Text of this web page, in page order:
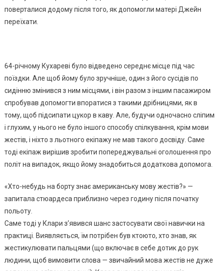
поверталися додому після того, як допомогли матері Джейн
переїхати.
64-річному Кухареві було відведено середнє місце під час
поїздки. Але щоб йому було зручніше, один з його сусідів по
сидінню змінився з ним місцями, і він разом з іншим пасажиром
спробував допомогти впоратися з такими дрібницями, як в
тому, щоб підсипати цукор в каву. Але, будучи одночасно сліпим
і глухим, у нього не було іншого способу спілкування, крім мови
жестів, і ніхто з льотного екіпажу не мав такого досвіду. Саме
тоді екіпаж вирішив зробити попереджувальні оголошення про
політ на випадок, якщо йому знадобиться додаткова допомога.
«Хто-небудь на борту знає американську мову жестів?» —
запитала стюардеса приблизно через годину після початку
польоту.
Саме тоді у Клари з’явився шанс застосувати свої навички на
практиці. Виявляється, їм потрібен був ктоюто, хто знав, як
жестикулювати пальцями (що включає в себе дотик до рук
людини, щоб вимовити слова — звичайний мова жестів не дуже